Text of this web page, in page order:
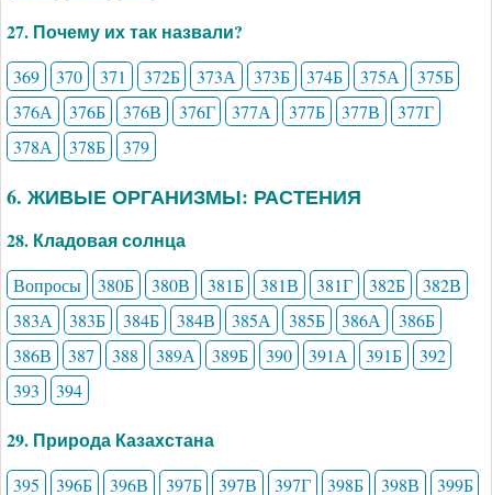
27. Почему их так назвали?
369 370 371 372Б 373А 373Б 374Б 375А
375Б
376А
376Б 376В 376Г 377А 377Б 377В
377Г
378А
378Б 379
6. ЖИВЫЕ ОРГАНИЗМЫ: РАСТЕНИЯ
28. Кладовая солнца
Вопросы 380Б 380В 381Б 381В 381Г 382Б
382В
383А
383Б 384Б 384В 385А 385Б 386А
386Б
386В
387 388 389А 389Б 390 391А 391Б
392
393
394
29. Природа Казахстана
395 396Б 396В 397Б 397В 397Г 398Б 398В 399Б